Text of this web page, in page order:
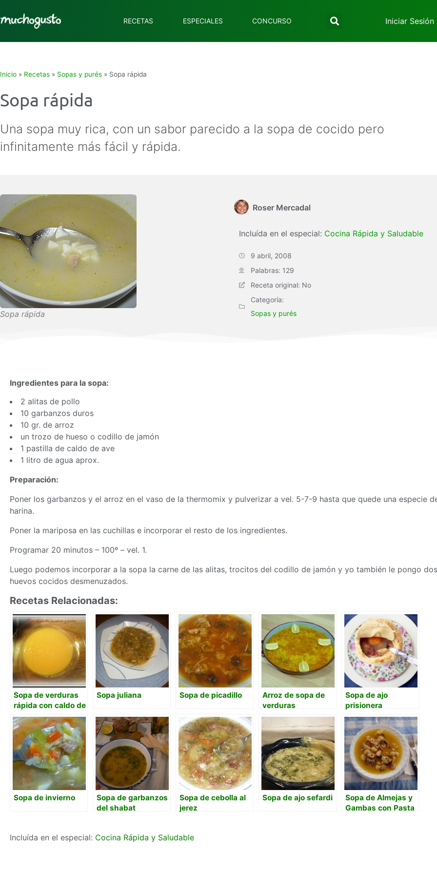
RECETAS ESPECIALES CONCURSO Iniciar Sesión
Inicio » Recetas » Sopas y purés » Sopa rápida
Sopa rápida
Una sopa muy rica, con un sabor parecido a la sopa de cocido pero
infinitamente más fácil y rápida.
Sopa rápida
Roser Mercadal
Incluída en el especial: Cocina Rápida y Saludable
9 abril, 2008
Palabras: 129
Receta original: No
Categoría:
Sopas y purés
Ingredientes para la sopa:
2 alitas de pollo
10 garbanzos duros
10 gr. de arroz
un trozo de hueso o codillo de jamón
1 pastilla de caldo de ave
1 litro de agua aprox.
Preparación:
Poner los garbanzos y el arroz en el vaso de la thermomix y pulverizar a vel. 5-7-9 hasta que quede una especie
harina.
Poner la mariposa en las cuchillas e incorporar el resto de los ingredientes.
Programar 20 minutos – 100º – vel. 1.
Luego podemos incorporar a la sopa la carne de las alitas, trocitos del codillo de jamón y yo también le pongo dos
huevos cocidos desmenuzados.
Recetas Relacionadas:
Sopa de verduras
rápida con caldo de
pollo
Sopa juliana Sopa de picadillo
Arroz de sopa de
verduras
Sopa de ajo
prisionera
Sopa de invierno
Sopa de garbanzos
del shabat
Sopa de cebolla al
jerez
Sopa de ajo sefardi
Sopa de Almejas y
Gambas con Pasta
Incluída en el especial: Cocina Rápida y Saludable